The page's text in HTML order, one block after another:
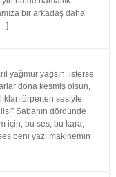
bir arkadaş daha
yağmur yağsın, isterse
dona kesmiş olsun,
ürperten sesiyle
Sabahın dördünde
için, bu ses, bu kara,
beni yazı makinemin